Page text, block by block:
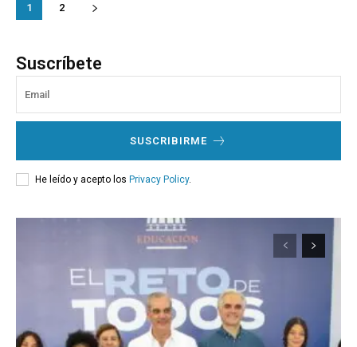
1 2
Suscríbete
SUSCRIBIRME
He leído y acepto los Privacy Policy.